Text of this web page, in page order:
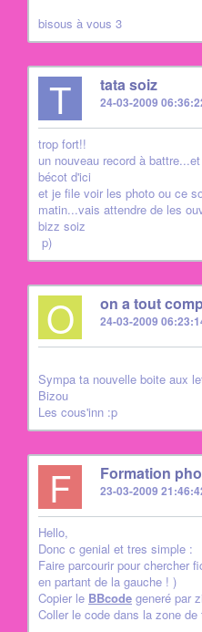
bisous à vous 3
T tata soiz
24-03-2009
trop fort!!
un nouveau record à
bécot d'ici
et je file voir les photo ou ce
matin...vais attendre de les
bizz soiz
p)
O on a tout
24-03-2009
Sympa ta nouvelle boite aux
Bizou
Les cous'inn :p
F Formation
23-03-2009
Hello,
Donc c genial et tres simple :
Faire parcourir pour chercher
en partant de la gauche ! )
Copier le BBcode generé par
Coller le code dans la zone